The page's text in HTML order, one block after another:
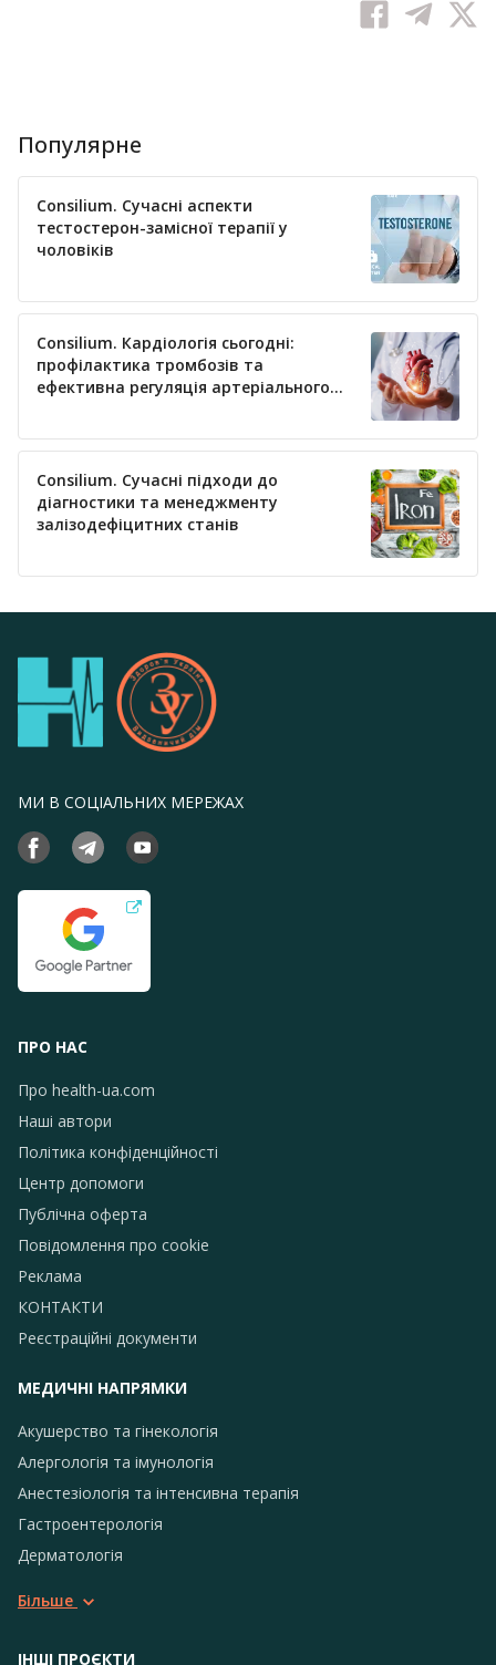
Популярне
Consilium. Сучасні аспекти
тестостерон-замісної терапії у
чоловіків
Consilium. Кардіологія сьогодні:
профілактика тромбозів та
ефективна регуляція артеріального
Consilium. Сучасні підходи до
діагностики та менеджменту
залізодефіцитних станів
МИ В СОЦІАЛЬНИХ МЕРЕЖАХ
ПРО НАС
Про health-ua.com
Наші автори
Політика конфіденційності
Центр допомоги
Публічна оферта
Повідомлення про сookie
Реклама
КОНТАКТИ
Реєстраційні документи
МЕДИЧНІ НАПРЯМКИ
Акушерство та гінекологія
Алергологія та імунологія
Анестезіологія та інтенсивна терапія
Гастроентерологія
Дерматологія
Більше
ІНШІ ПРОЄКТИ